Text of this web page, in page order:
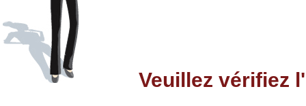
Veuillez vérifiez